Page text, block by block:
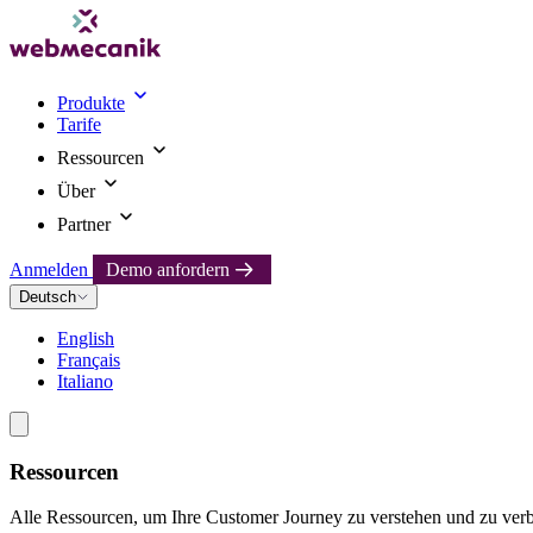
Produkte
Tarife
Ressourcen
Über
Partner
Anmelden Demo anfordern
Deutsch
English
Français
Italiano
Ressourcen
Alle Ressourcen, um Ihre Customer Journey zu verstehen und zu